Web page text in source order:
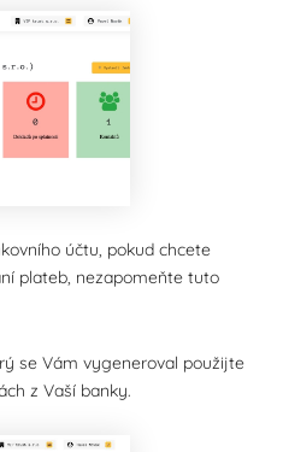
účtu, pokud chcete
plateb, nezapomeňte tuto
se Vám vygeneroval použijte
z Vaší banky.